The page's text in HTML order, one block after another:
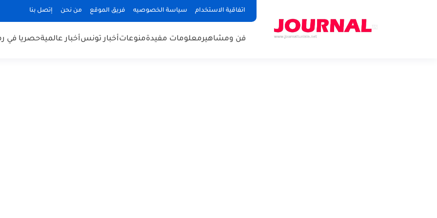
اتفاقية الاستخدام سياسة الخصوصيه فريق الموقع من نحن إتصل بنا
فن ومشاهيرمعلومات مفيدةمنوعاتأخبار تونسأخبار عالميةحصريا في